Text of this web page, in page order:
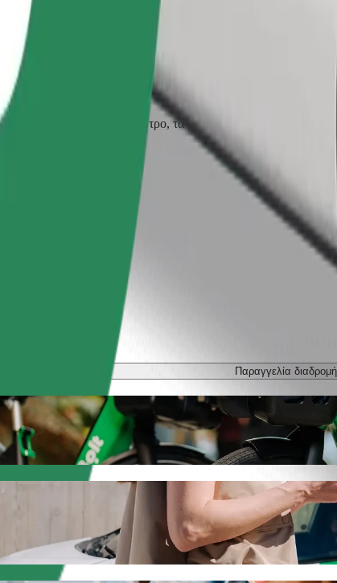
πρέπει να φορούν φίμωτρο, τα μικρά ζώα χρειάζονται
Παραγγελία
Plzeň σε CAN Husova με Bolt ride-
αν ψάχνεις για την καλύτερη τιμή για να φτάσεις στο CAN
θα βρούμε το ιδανικό όχημα για εσένα.